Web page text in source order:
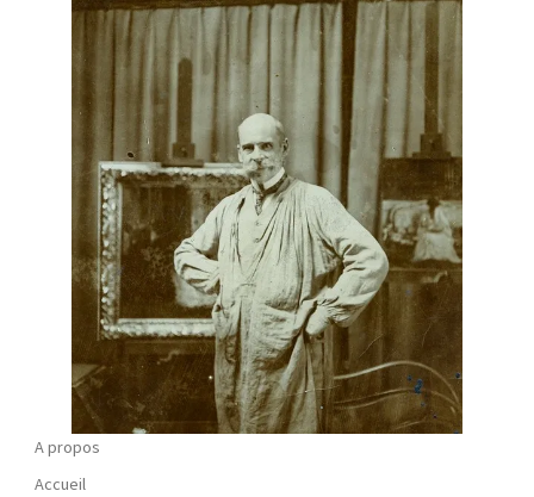
A propos
Accueil